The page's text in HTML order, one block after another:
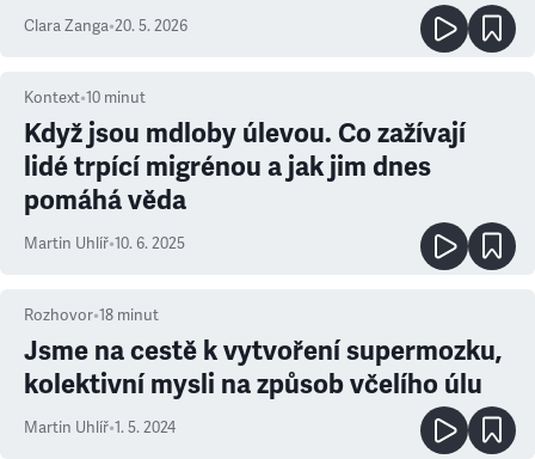
Clara Zanga•20. 5. 2026
Kontext•10 minut
Když jsou mdloby úlevou. Co zažívají
lidé trpící migrénou a jak jim dnes
pomáhá věda
Martin Uhlíř•10. 6. 2025
Rozhovor•18 minut
Jsme na cestě k vytvoření supermozku,
kolektivní mysli na způsob včelího úlu
Martin Uhlíř•1. 5. 2024